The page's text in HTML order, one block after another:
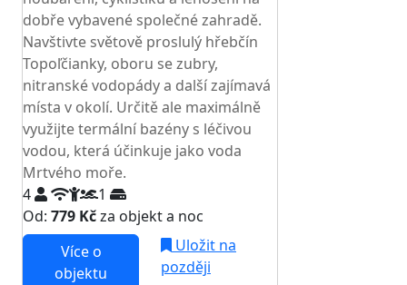
dobře vybavené společné zahradě.
Navštivte světově proslulý hřebčín
Topoľčianky, oboru se zubry,
nitranské vodopády a další zajímavá
místa v okolí. Určitě ale maximálně
využijte termální bazény s léčivou
vodou, která účinkuje jako voda
Mrtvého moře.
4
1
Od: 779 Kčza objekt a noc
Více o
objektu
Uložit na
později